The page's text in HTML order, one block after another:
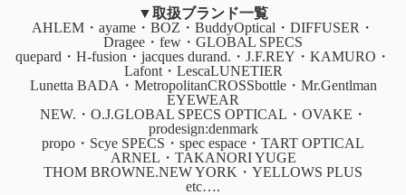
▼取扱ブランド一覧
AHLEM・ayame・BOZ・BuddyOptical・DIFFUSER・
Dragee・few・GLOBAL SPECS
quepard・H-fusion・jacques durand.・J.F.REY・KAMURO・
Lafont・LescaLUNETIER
Lunetta BADA・MetropolitanCROSSbottle・Mr.Gentlman
EYEWEAR
NEW.・O.J.GLOBAL SPECS OPTICAL・OVAKE・
prodesign:denmark
propo・Scye SPECS・spec espace・TART OPTICAL
ARNEL・TAKANORI YUGE
THOM BROWNE.NEW YORK・YELLOWS PLUS
etc….